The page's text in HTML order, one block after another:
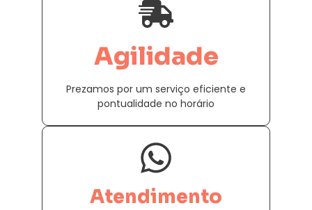
Agilidade
Prezamos por um serviço eficiente e
pontualidade no horário
Atendimento